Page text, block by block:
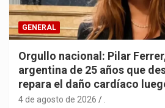
GENERAL
Orgullo nacional: Pilar
argentina de 25 años que
repara el daño cardíaco
4 de agosto de 2026 .